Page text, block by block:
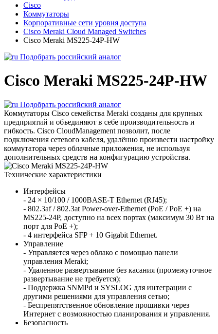
Cisco
Коммутаторы
Корпоративные сети уровня доступа
Cisco Meraki Cloud Managed Switches
Cisco Meraki MS225-24P-HW
Подобрать российский аналог
Cisco Meraki MS225-24P-HW
Подобрать российский аналог
Коммутаторы Cisco семейства Meraki созданы для крупных
предприятий и объединяют в себе производительность и
гибкость. Cisco CloudManagement позволит, после
подключения сетевого кабеля, удалённо произвести настройку
коммутатора через облачные приложения, не используя
дополнительных средств на конфигурацию устройства.
Технические характеристики
Интерфейсы
- 24 × 10/100 / 1000BASE-T Ethernet (RJ45);
- 802.3af / 802.3at Power-over-Ethernet (PoE / PoE +) на
MS225-24P, доступно на всех портах (максимум 30 Вт на
порт для PoE +);
- 4 интерфейса SFP + 10 Gigabit Ethernet.
Управление
- Управляется через облако с помощью панели
управления Meraki;
- Удаленное развертывание без касания (промежуточное
развертывание не требуется);
- Поддержка SNMPd и SYSLOG для интеграции с
другими решениями для управления сетью;
- Беспрепятственное обновление прошивки через
Интернет с возможностью планирования и управления.
Безопасность